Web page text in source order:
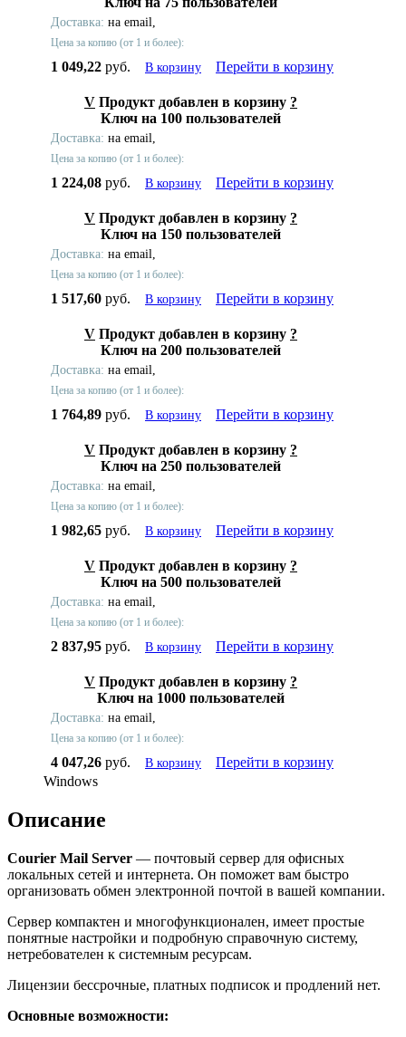
Доставка: на email,
Цена за копию (от 1 и более):
1 049,22 руб. В корзину Перейти в корзину
V Продукт добавлен в корзину ?
Ключ на 100 пользователей
Доставка: на email,
Цена за копию (от 1 и более):
1 224,08 руб. В корзину Перейти в корзину
V Продукт добавлен в корзину ?
Ключ на 150 пользователей
Доставка: на email,
Цена за копию (от 1 и более):
1 517,60 руб. В корзину Перейти в корзину
V Продукт добавлен в корзину ?
Ключ на 200 пользователей
Доставка: на email,
Цена за копию (от 1 и более):
1 764,89 руб. В корзину Перейти в корзину
V Продукт добавлен в корзину ?
Ключ на 250 пользователей
Доставка: на email,
Цена за копию (от 1 и более):
1 982,65 руб. В корзину Перейти в корзину
V Продукт добавлен в корзину ?
Ключ на 500 пользователей
Доставка: на email,
Цена за копию (от 1 и более):
2 837,95 руб. В корзину Перейти в корзину
V Продукт добавлен в корзину ?
Ключ на 1000 пользователей
Доставка: на email,
Цена за копию (от 1 и более):
4 047,26 руб. В корзину
Перейти в корзину
Windows
Описание
Courier Mail Server — почтовый сервер для офисных
локальных сетей и интернета. Он поможет вам быстро
организовать обмен электронной почтой в вашей компании.
Сервер компактен и многофункционален, имеет простые
понятные настройки и подробную справочную систему,
нетребователен к системным ресурсам.
Лицензии бессрочные, платных подписок и продлений нет.
Основные возможности: